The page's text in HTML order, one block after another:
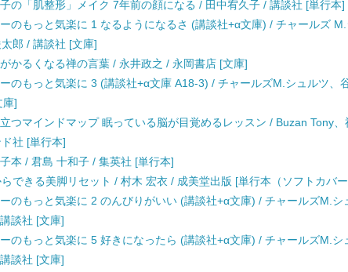
の「肌整形」メイク 7年前の顔になる / 田中宥久子 / 講談社 [単行本]
のもっと気楽に 1 なるようになるさ (講談社+α文庫) / チャールズ
郎 / 講談社 [文庫]
かるくなる禅の言葉 / 永井政之 / 永岡書店 [文庫]
のもっと気楽に 3 (講談社+α文庫 A18-3) / チャールズM.シュルツ、
庫]
つマインドマップ 眠っている脳が目覚めるレッスン / Buzan Tony
社 [単行本]
本 / 君島 十和子 / 集英社 [単行本]
できる美脚リセット / 村木 宏衣 / 成美堂出版 [単行本（ソフトカバ
のもっと気楽に 2 のんびりがいい (講談社+α文庫) / チャールズM.シ
談社 [文庫]
のもっと気楽に 5 好きになったら (講談社+α文庫) / チャールズM.シ
談社 [文庫]